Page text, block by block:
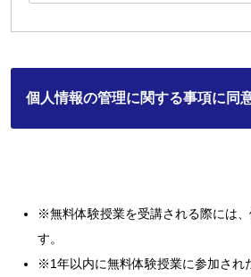
※無料体験授業を受講される際には
す。
※1年以内に無料体験授業に参加され